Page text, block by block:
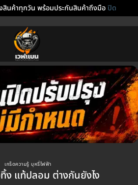
สินค้าทุกวัน พร้อมประกันสินค้าถึงมือปิด
เกร็ดความรู้ บุหรี่ไฟฟ้า
ง แท้ปลอม ต่างกันยังไง